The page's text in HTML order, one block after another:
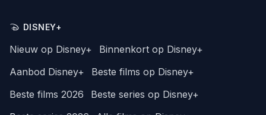
DISNEY+
Nieuw op Disney+
Binnenkort op Disney+
Aanbod Disney+
Beste films op Disney+
Beste films 2026
Beste series op Disney+